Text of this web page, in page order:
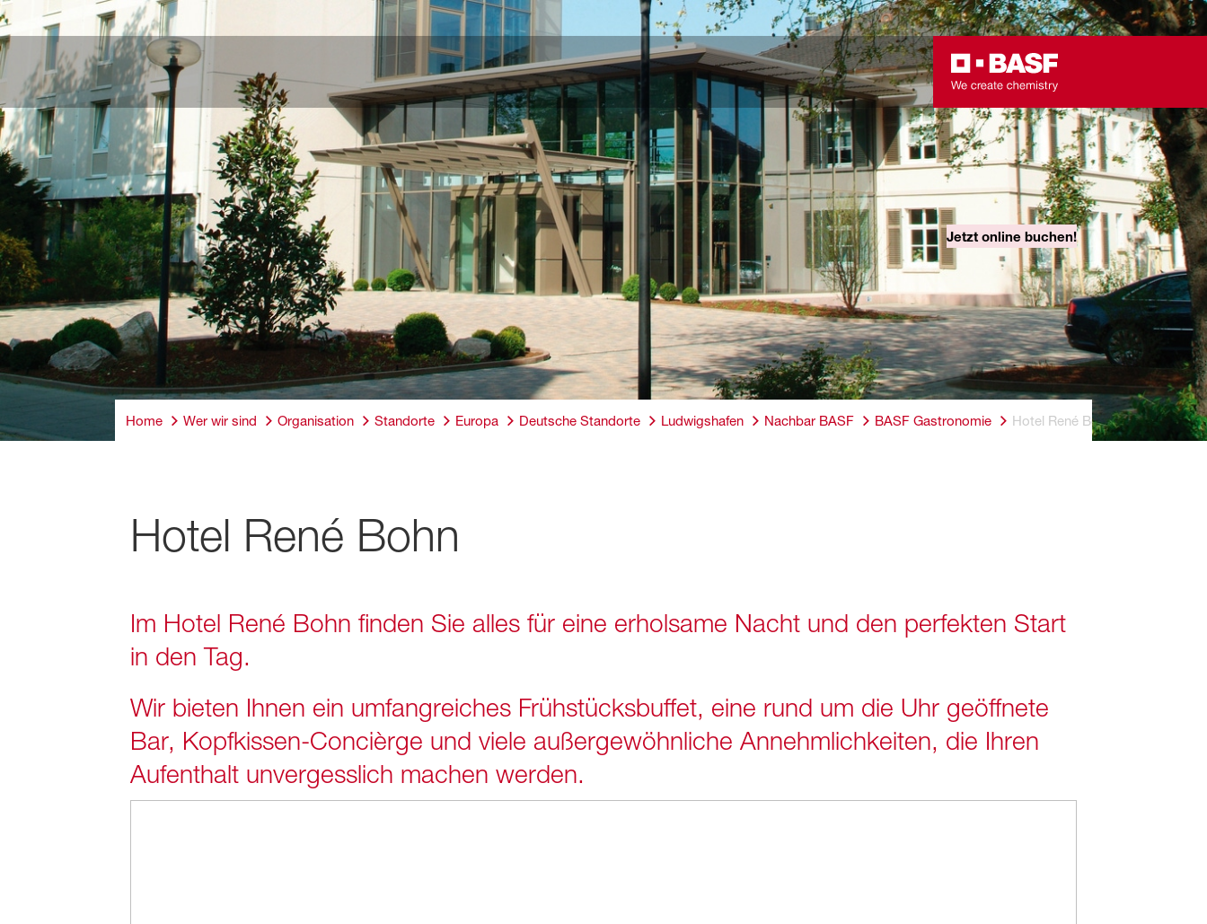
Jetzt online buchen!
Home Wer wir sind Organisation Standorte Europa Deutsche Standorte Ludwigshafen Nachbar BASF BASF Gastronomie Hotel René Bohn
Hotel René Bohn
Im Hotel René Bohn finden Sie alles für eine erholsame Nacht und den perfekten Start
in den Tag.
Wir bieten Ihnen ein umfangreiches Frühstücksbuffet, eine rund um die Uhr geöffnete
Bar, Kopfkissen-Concièrge und viele außergewöhnliche Annehmlichkeiten, die Ihren
Aufenthalt unvergesslich machen werden.